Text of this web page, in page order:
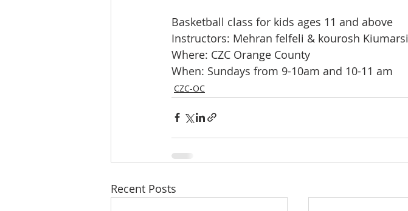
Basketball class for kids ages 11 and above
Instructors: Mehran felfeli & kourosh Kiumarsi
Where: CZC Orange County
When: Sundays from 9-10am and 10-11 am
CZC-OC
Recent Posts